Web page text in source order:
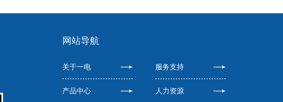
网站导航
关于一电 服务支持
产品中心 人力资源